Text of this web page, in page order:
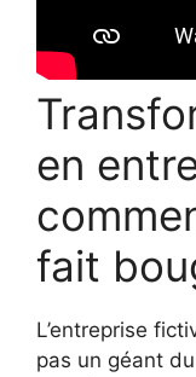
en
fait
L’entreprise
pas un géant